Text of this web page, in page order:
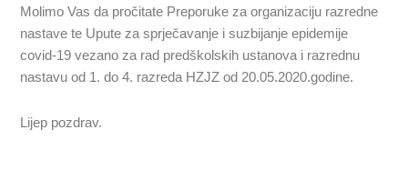
Molimo Vas da pročitate Preporuke za organizaciju razredne
nastave te Upute za sprječavanje i suzbijanje epidemije
covid-19 vezano za rad predškolskih ustanova i razrednu
nastavu od 1. do 4. razreda HZJZ od 20.05.2020.godine.
Lijep pozdrav.